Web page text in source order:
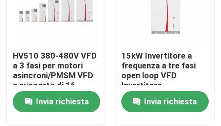
Casa.
Prodotti
HV510 380-480V VFD
a 3 fasi per motori
asincroni/PMSM VFD
a supporto di 16-
segment PLC Multi-
Speed Operation
Invia richiesta
15kW Invertitore a
frequenza a tre fasi
open loop VFD
Invertitore
Invia richiesta